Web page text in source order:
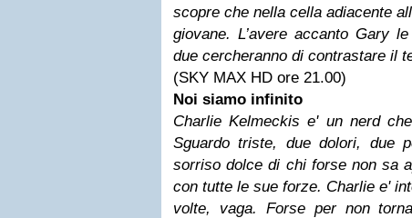
scopre che nella cella adiacente
giovane. L’avere accanto Gary
due cercheranno di contrastare il
(SKY MAX HD ore 21.00)
Noi siamo infinito
Charlie Kelmeckis e' un nerd
Sguardo triste, due dolori, due
sorriso dolce di chi forse non sa
con tutte le sue forze. Charlie e'
volte, vaga. Forse per non